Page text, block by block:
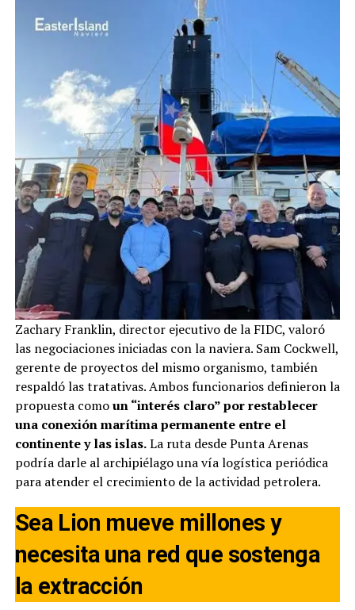
Zachary Franklin, director ejecutivo de la FIDC, valoró
las negociaciones iniciadas con la naviera. Sam Cockwell,
gerente de proyectos del mismo organismo, también
respaldó las tratativas. Ambos funcionarios definieron la
propuesta comoun “interés claro” por restablecer
una conexión marítima permanente entre el
continente y las islas.La ruta desde Punta Arenas
podría darle al archipiélago una vía logística periódica
para atender el crecimiento de la actividad petrolera.
Sea Lion mueve millones y
necesita una red que sostenga
la extracción